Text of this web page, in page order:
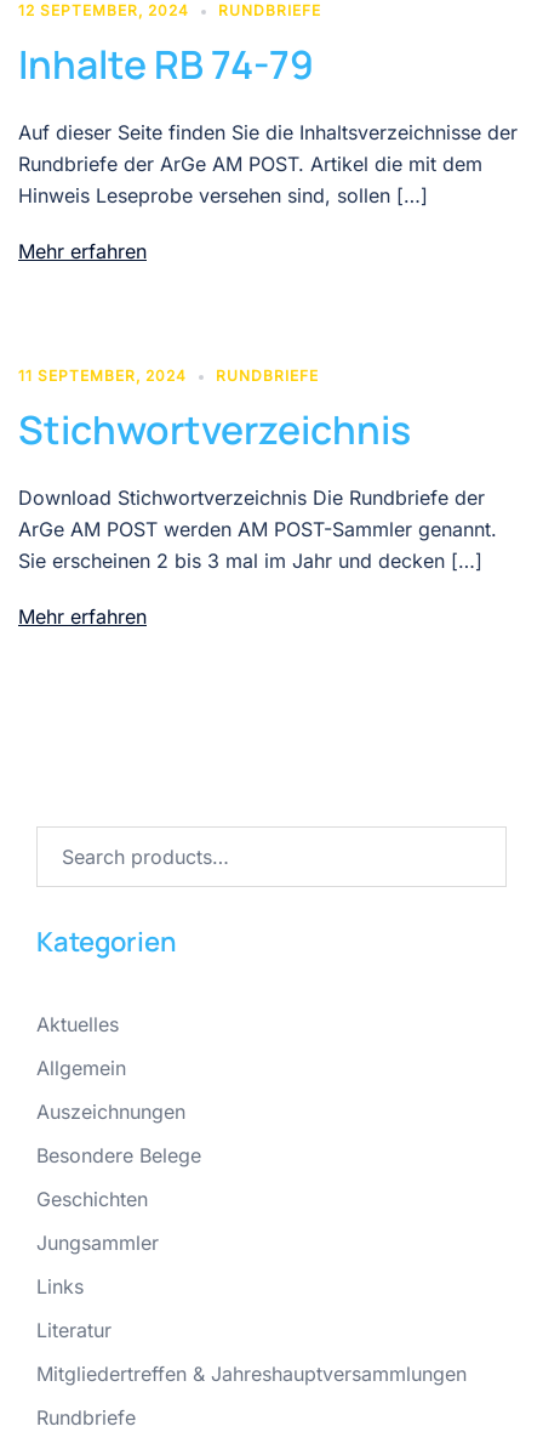
12 SEPTEMBER, 2024 RUNDBRIEFE
Inhalte RB 74-79
Auf dieser Seite finden Sie die Inhaltsverzeichnisse der
Rundbriefe der ArGe AM POST. Artikel die mit dem
Hinweis Leseprobe versehen sind, sollen […]
Mehr erfahren
11 SEPTEMBER, 2024 RUNDBRIEFE
Stichwortverzeichnis
Download Stichwortverzeichnis Die Rundbriefe der
ArGe AM POST werden AM POST-Sammler genannt.
Sie erscheinen 2 bis 3 mal im Jahr und decken […]
Mehr erfahren
Kategorien
Aktuelles
Allgemein
Auszeichnungen
Besondere Belege
Geschichten
Jungsammler
Links
Literatur
Mitgliedertreffen & Jahreshauptversammlungen
Rundbriefe